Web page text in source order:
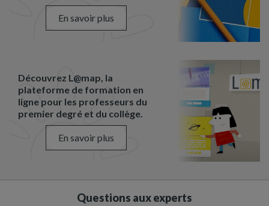
En savoir plus
Découvrez L@map, la
plateforme de formation en
ligne pour les professeurs du
premier degré et du collège.
En savoir plus
Questions aux experts